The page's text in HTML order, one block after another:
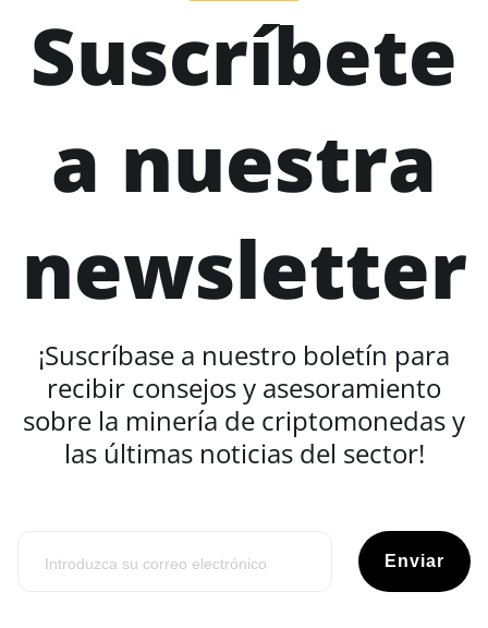
Suscríbete
a nuestra
newsletter
¡Suscríbase a nuestro boletín para
recibir consejos y asesoramiento
sobre la minería de criptomonedas y
las últimas noticias del sector!
Enviar